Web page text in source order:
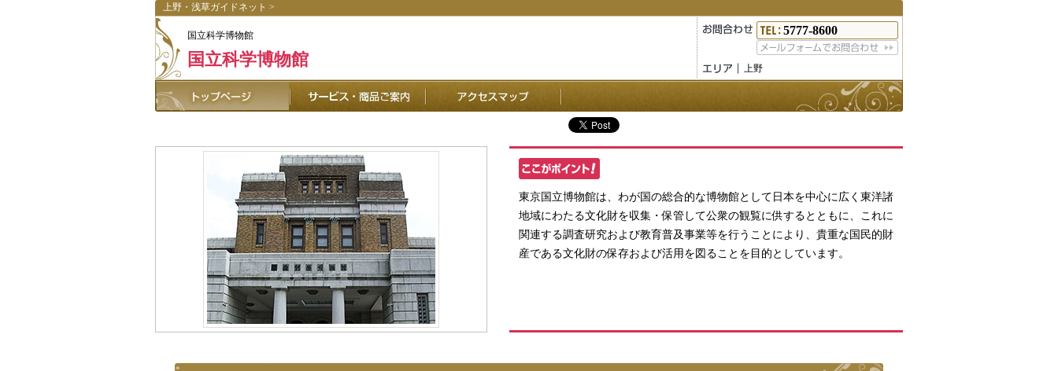
上野・浅草ガイドネット >
国立科学博物館
国立科学博物館
5777-8600
上野
東京国立博物館は、わが国の総合的な博物館として日本を中心に広く東洋諸
地域にわたる文化財を収集・保管して公衆の観覧に供するとともに、これに
関連する調査研究および教育普及事業等を行うことにより、貴重な国民的財
産である文化財の保存および活用を図ることを目的としています。